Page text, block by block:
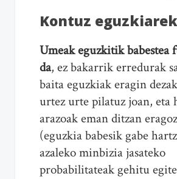
Kontuz
Umeak eguzkitik babestea
da, ez bakarrik erredurak
baita eguzkiak eragin
urtez urte pilatuz joan, eta
arazoak eman ditzan
(eguzkia babesik gabe
azaleko minbizia jasateko
probabilitateak gehitu